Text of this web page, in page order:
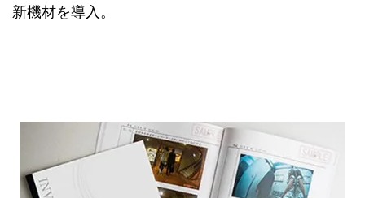
新機材を導入。